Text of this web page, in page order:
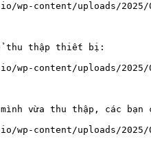
content/uploads/2025/
thu thập thiết bị:
content/uploads/2025/
vừa thu thập, các bạn
content/uploads/2025/